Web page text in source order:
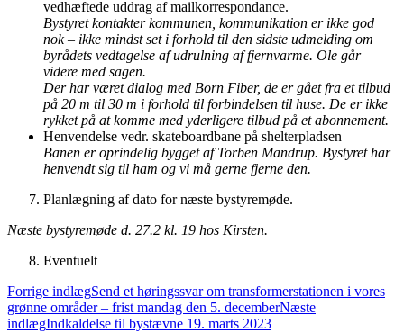
vedhæftede uddrag af mailkorrespondance.
Bystyret kontakter kommunen, kommunikation er ikke god
nok – ikke mindst set i forhold til den sidste udmelding om
byrådets vedtagelse af udrulning af fjernvarme. Ole går
videre med sagen.
Der har været dialog med Born Fiber, de er gået fra et tilbud
på 20 m til 30 m i forhold til forbindelsen til huse. De er ikke
rykket på at komme med yderligere tilbud på et abonnement.
Henvendelse vedr. skateboardbane på shelterpladsen
Banen er oprindelig bygget af Torben Mandrup. Bystyret har
henvendt sig til ham og vi må gerne fjerne den.
Planlægning af dato for næste bystyremøde.
Næste bystyremøde d. 27.2 kl. 19 hos Kirsten.
Eventuelt
Indlægsnavigation
Forrige indlægSend et høringssvar om transformerstationen i vores
grønne områder – frist mandag den 5. decemberNæste
indlægIndkaldelse til bystævne 19. marts 2023